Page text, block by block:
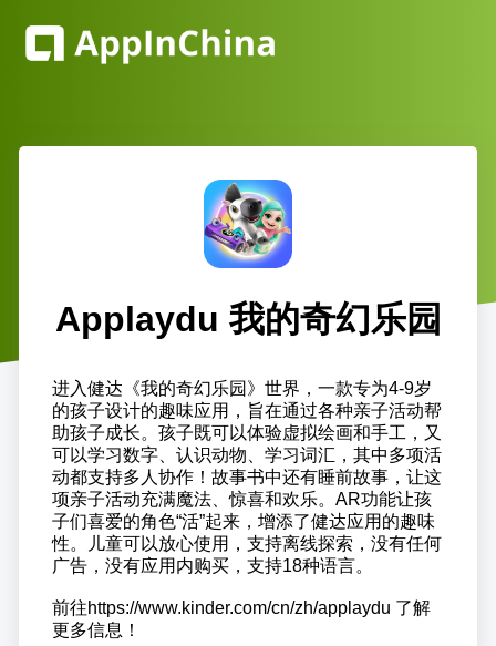
Applaydu 我的奇幻乐园
进入健达《我的奇幻乐园》世界，一款专为4-9岁
的孩子设计的趣味应用，旨在通过各种亲子活动帮
助孩子成长。孩子既可以体验虚拟绘画和手工，又
可以学习数字、认识动物、学习词汇，其中多项活
动都支持多人协作！故事书中还有睡前故事，让这
项亲子活动充满魔法、惊喜和欢乐。AR功能让孩
子们喜爱的角色“活”起来，增添了健达应用的趣味
性。儿童可以放心使用，支持离线探索，没有任何
广告，没有应用内购买，支持18种语言。
前往https://www.kinder.com/cn/zh/applaydu 了解
更多信息！